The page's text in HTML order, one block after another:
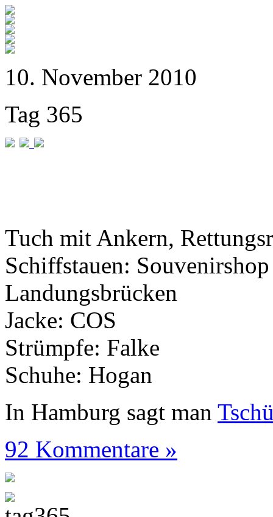
10. November 2010
Tag 365
Tuch mit Ankern,
Schiffstauen:
Landungsbrücken
Jacke: COS
Strümpfe: Falke
Schuhe: Hogan
In Hamburg sagt man
92 Kommentare »